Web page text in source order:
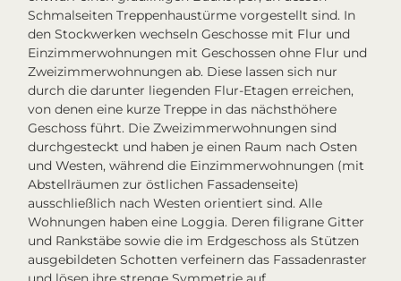
Schmalseiten Treppenhaustürme vorgestellt sind. In
den Stockwerken wechseln Geschosse mit Flur und
Einzimmerwohnungen mit Geschossen ohne Flur und
Zweizimmerwohnungen ab. Diese lassen sich nur
durch die darunter liegenden Flur-Etagen erreichen,
von denen eine kurze Treppe in das nächsthöhere
Geschoss führt. Die Zweizimmerwohnungen sind
durchgesteckt und haben je einen Raum nach Osten
und Westen, während die Einzimmerwohnungen (mit
Abstellräumen zur östlichen Fassadenseite)
ausschließlich nach Westen orientiert sind. Alle
Wohnungen haben eine Loggia. Deren filigrane Gitter
und Rankstäbe sowie die im Erdgeschoss als Stützen
ausgebildeten Schotten verfeinern das Fassadenraster